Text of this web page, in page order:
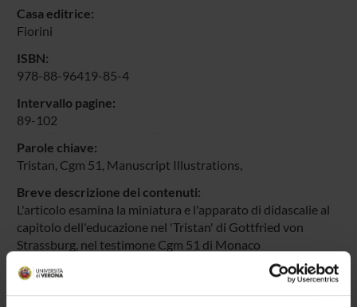
Casa editrice:
Fiorini
ISBN:
978-88-96419-85-4
Intervallo pagine:
89-102
Parole chiave:
Tristan, Cgm 51, Manuscript Illustrations,
Breve descrizione dei contenuti:
L'articolo esamina la miniatura e l'apparato di didascalie al
capitolo dell'educazione nel 'Tristan' di Gottfried von
Strassburg, nel testimone Cgm 51 di Monaco
Id prodotto: